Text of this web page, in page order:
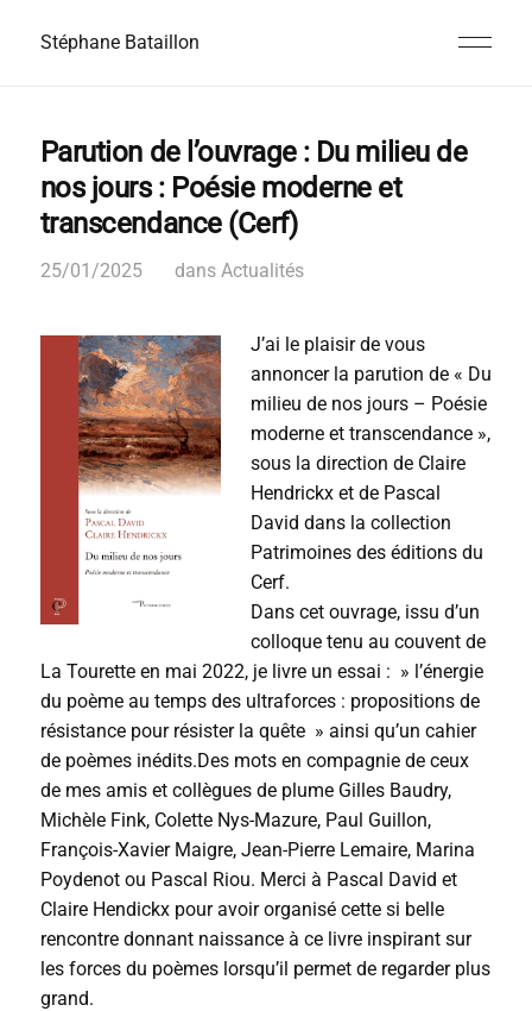
Stéphane Bataillon
Parution de l’ouvrage : Du milieu de
nos jours : Poésie moderne et
transcendance (Cerf)
25/01/2025 dans Actualités
J’ai le plaisir de vous
annoncer la parution de « Du
milieu de nos jours – Poésie
moderne et transcendance »,
sous la direction de Claire
Hendrickx et de Pascal
David dans la collection
Patrimoines des éditions du
Cerf.
Dans cet ouvrage, issu d’un
colloque tenu au couvent de
La Tourette en mai 2022, je livre un essai : » l’énergie
du poème au temps des ultraforces : propositions de
résistance pour résister la quête » ainsi qu’un cahier
de poèmes inédits.Des mots en compagnie de ceux
de mes amis et collègues de plume Gilles Baudry,
Michèle Fink, Colette Nys-Mazure, Paul Guillon,
François-Xavier Maigre, Jean-Pierre Lemaire, Marina
Poydenot ou Pascal Riou. Merci à Pascal David et
Claire Hendickx pour avoir organisé cette si belle
rencontre donnant naissance à ce livre inspirant sur
les forces du poèmes lorsqu’il permet de regarder plus
grand.